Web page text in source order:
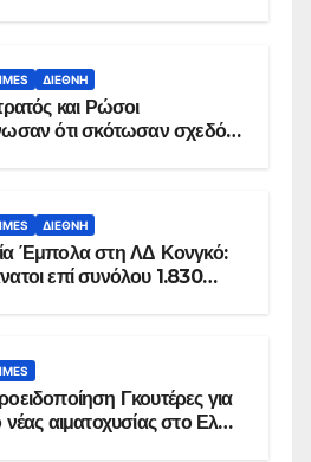
ΔΙΕΘΝΉ
και Ρώσοι
ότι σκότωσαν σχεδόν
ΔΙΕΘΝΉ
Έμπολα στη ΛΔ Κονγκό:
επί συνόλου 1.830
Γκουτέρες για
νέας αιματοχυσίας στο Ελ